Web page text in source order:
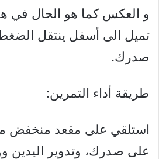
و العكس كما هو الحال في
تميل الى أسفل ينتقل
صدرك.
طريقة أداء التمرين:
استلقي على مقعد منخفض
على صدرك، وتدوير